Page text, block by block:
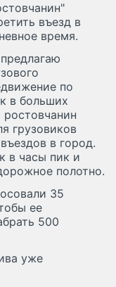
въезд в
время.
по
в больших
грузовиков
в город.
в часы пик и
полотно.
35
ее
500
уже